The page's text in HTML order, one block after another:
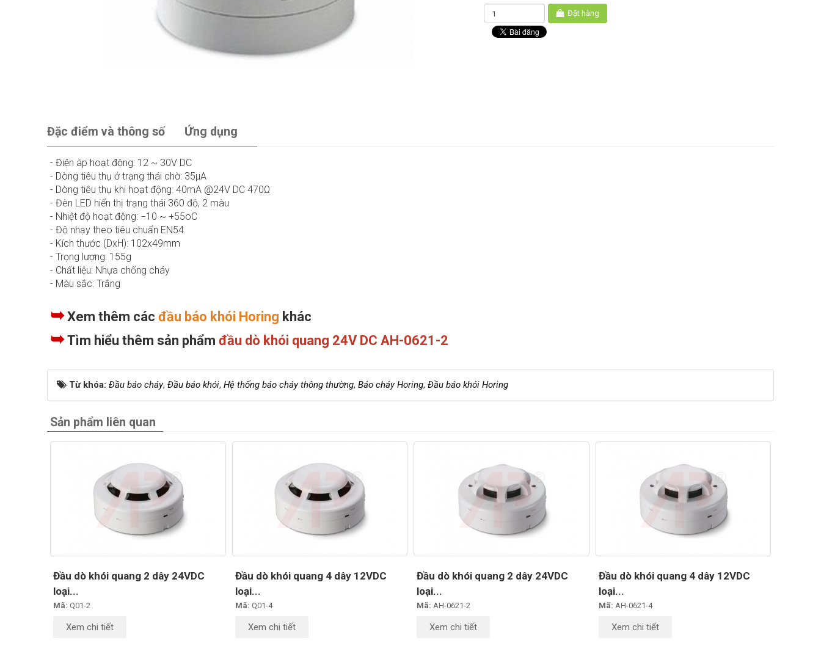
Đặt hàng
Đặc điểm và thông số Ứng dụng
- Điện áp hoạt động: 12 ~ 30V DC
- Dòng tiêu thụ ở trạng thái chờ: 35μA
- Dòng tiêu thụ khi hoạt động: 40mA @24V DC 470Ω
- Đèn LED hiển thị trạng thái 360 độ, 2 màu
- Nhiệt độ hoạt động: −10 ~ +55oC
- Độ nhạy theo tiêu chuẩn EN54
- Kích thước (DxH): 102x49mm
- Trọng lượng: 155g
- Chất liệu: Nhựa chống cháy
- Màu sắc: Trắng
➥Xem thêm các đầu báo khói Horing khác
➥Tìm hiểu thêm sản phẩm đầu dò khói quang 24V DC AH-0621-2
Từ khóa: Đầu báo cháy, Đầu báo khói, Hệ thống báo cháy thông thường, Báo cháy Horing, Đầu báo khói Horing
Sản phẩm liên quan
Đầu dò khói quang 2 dây 24VDC
loại...
Mã: Q01-2
Xem chi tiết
Đầu dò khói quang 4 dây 12VDC
loại...
Mã: Q01-4
Xem chi tiết
Đầu dò khói quang 2 dây 24VDC
loại...
Mã: AH-0621-2
Xem chi tiết
Đầu dò khói quang 4 dây 12VDC
loại...
Mã: AH-0621-4
Xem chi tiết